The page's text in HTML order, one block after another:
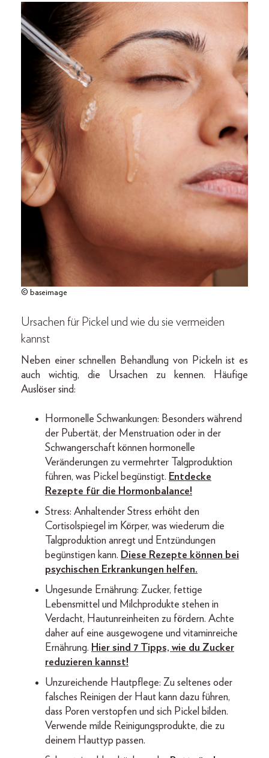
© baseimage
Ursachen für Pickel und wie du sie vermeiden
kannst
Neben einer schnellen Behandlung von Pickeln ist es
auch wichtig, die Ursachen zu kennen. Häufige
Auslöser sind:
Hormonelle Schwankungen: Besonders während
der Pubertät, der Menstruation oder in der
Schwangerschaft können hormonelle
Veränderungen zu vermehrter Talgproduktion
führen, was Pickel begünstigt. Entdecke
Rezepte für die Hormonbalance!
Stress: Anhaltender Stress erhöht den
Cortisolspiegel im Körper, was wiederum die
Talgproduktion anregt und Entzündungen
begünstigen kann. Diese Rezepte können bei
psychischen Erkrankungen helfen.
Ungesunde Ernährung: Zucker, fettige
Lebensmittel und Milchprodukte stehen in
Verdacht, Hautunreinheiten zu fördern. Achte
daher auf eine ausgewogene und vitaminreiche
Ernährung. Hier sind 7 Tipps, wie du Zucker
reduzieren kannst!
Unzureichende Hautpflege: Zu seltenes oder
falsches Reinigen der Haut kann dazu führen,
dass Poren verstopfen und sich Pickel bilden.
Verwende milde Reinigungsprodukte, die zu
deinem Hauttyp passen.